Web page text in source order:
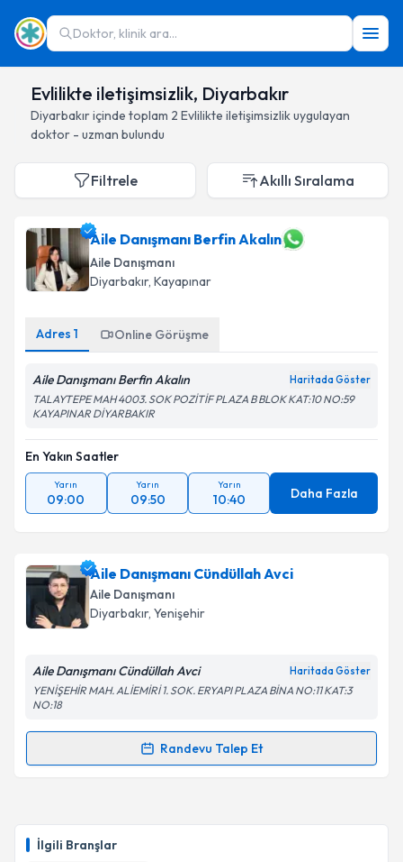
Doktor, klinik ara...
Evlilikte iletişimsizlik, Diyarbakır
Diyarbakıriçinde toplam 2 Evlilikte iletişimsizlikuygulayan
doktor - uzman bulundu
İlgili Branşlar
Filtrele Akıllı Sıralama
Aile Danışmanı Berfin Akalın
Aile Danışmanı
Diyarbakır, Kayapınar
Adres 1 Online Görüşme
Aile Danışmanı Berfin Akalın Haritada Göster
TALAYTEPE MAH 4003. SOK POZİTİF PLAZA B BLOK KAT:10 NO:59
KAYAPINAR DİYARBAKIR
En Yakın Saatler
Yarın
09:00
Yarın
09:50
Yarın
10:40 Daha Fazla
Aile Danışmanı Cündüllah Avci
Aile Danışmanı
Diyarbakır, Yenişehir
Aile Danışmanı Cündüllah Avci Haritada Göster
YENİŞEHİR MAH. ALİEMİRİ 1. SOK. ERYAPI PLAZA BİNA NO:11 KAT:3
NO:18
Randevu Talep Et
Randevu Takvimi Talebi
için bir takvim hazırlandığında e-posta ile